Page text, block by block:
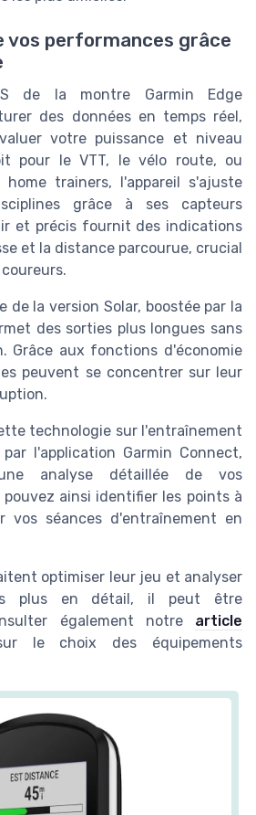
vos performances grâce
de la montre Garmin Edge
des données en temps réel,
votre puissance et niveau
pour le VTT, le vélo route, ou
trainers, l'appareil s'ajuste
grâce à ses capteurs
et précis fournit des indications
et la distance parcourue, crucial
de la version Solar, boostée par la
des sorties plus longues sans
Grâce aux fonctions d'économie
peuvent se concentrer sur leur
technologie sur l'entraînement
l'application Garmin Connect,
analyse détaillée de vos
pouvez ainsi identifier les points à
vos séances d'entraînement en
optimiser leur jeu et analyser
plus en détail, il peut être
également notre article
le choix des équipements